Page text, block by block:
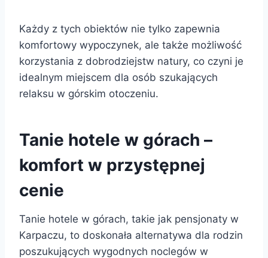
Każdy z tych obiektów nie tylko zapewnia
komfortowy wypoczynek, ale także możliwość
korzystania z dobrodziejstw natury, co czyni je
idealnym miejscem dla osób szukających
relaksu w górskim otoczeniu.
Tanie hotele w górach –
komfort w przystępnej
cenie
Tanie hotele w górach, takie jak pensjonaty w
Karpaczu, to doskonała alternatywa dla rodzin
poszukujących wygodnych noclegów w